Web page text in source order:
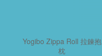
Yogibo Zippa Roll 拉鍊抱
枕